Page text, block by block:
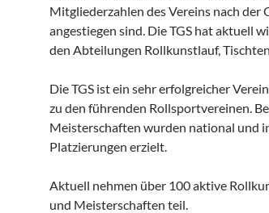
Mitgliederzahlen des Vereins nach der
angestiegen sind. Die TGS hat aktuell
den Abteilungen Rollkunstlauf,
Die TGS ist ein sehr erfolgreicher
zu den führenden Rollsportvereinen.
Meisterschaften wurden national und
Platzierungen erzielt.
Aktuell nehmen über 100 aktive
und Meisterschaften teil.